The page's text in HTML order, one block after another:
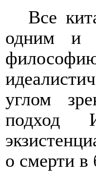
Все
одним и
углом
подход
о смерти в